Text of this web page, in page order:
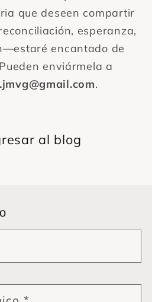
que deseen compartir
esperanza,
encantado de
enviármela a
.
al blog